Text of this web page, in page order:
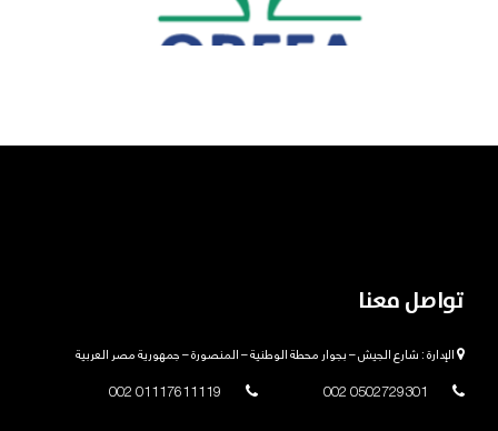
تواصل معنا
الإدارة : شارع الجيش – بجوار محطة الوطنية – المنصورة – جمهورية مصر العربية